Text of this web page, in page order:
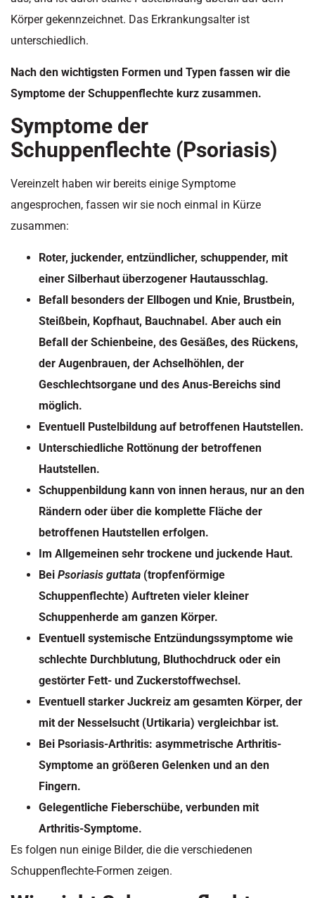
Körper gekennzeichnet. Das Erkrankungsalter ist
unterschiedlich.
Nach den wichtigsten Formen und Typen fassen wir die
Symptome der Schuppenflechte kurz zusammen.
Symptome der
Schuppenflechte (Psoriasis)
Vereinzelt haben wir bereits einige Symptome
angesprochen, fassen wir sie noch einmal in Kürze
zusammen:
Roter, juckender, entzündlicher, schuppender, mit
einer Silberhaut überzogener Hautausschlag.
Befall besonders der Ellbogen und Knie, Brustbein,
Steißbein, Kopfhaut, Bauchnabel. Aber auch ein
Befall der Schienbeine, des Gesäßes, des Rückens,
der Augenbrauen, der Achselhöhlen, der
Geschlechtsorgane und des Anus-Bereichs sind
möglich.
Eventuell Pustelbildung auf betroffenen Hautstellen.
Unterschiedliche Rottönung der betroffenen
Hautstellen.
Schuppenbildung kann von innen heraus, nur an den
Rändern oder über die komplette Fläche der
betroffenen Hautstellen erfolgen.
Im Allgemeinen sehr trockene und juckende Haut.
Bei Psoriasis guttata (tropfenförmige
Schuppenflechte) Auftreten vieler kleiner
Schuppenherde am ganzen Körper.
Eventuell systemische Entzündungssymptome wie
schlechte Durchblutung, Bluthochdruck oder ein
gestörter Fett- und Zuckerstoffwechsel.
Eventuell starker Juckreiz am gesamten Körper, der
mit der Nesselsucht (Urtikaria) vergleichbar ist.
Bei Psoriasis-Arthritis: asymmetrische Arthritis-
Symptome an größeren Gelenken und an den
Fingern.
Gelegentliche Fieberschübe, verbunden mit
Arthritis-Symptome.
Es folgen nun einige Bilder, die die verschiedenen
Schuppenflechte-Formen zeigen.